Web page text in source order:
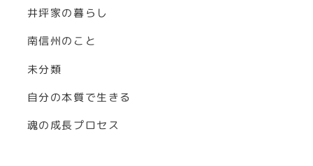
井坪家の暮らし
南信州のこと
未分類
自分の本質で生きる
魂の成長プロセス